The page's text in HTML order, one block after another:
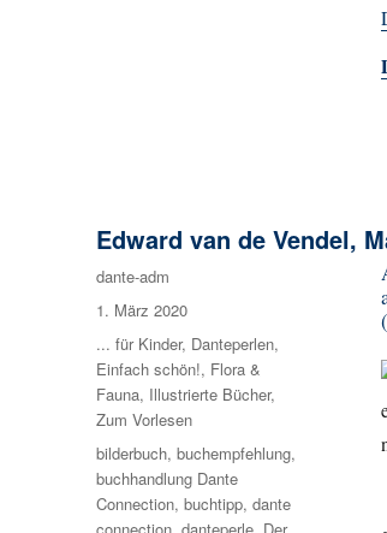
Edward van de Vendel,
Autor
dante-adm
Veröffentlicht
am
1. März 2020
Kategorien
... für Kinder, Danteperlen,
Einfach schön!, Flora &
Fauna, Illustrierte Bücher,
Zum Vorlesen
Schlagwörter
bilderbuch,buchempfehlung,
buchhandlung Dante
Connection,buchtipp,dante